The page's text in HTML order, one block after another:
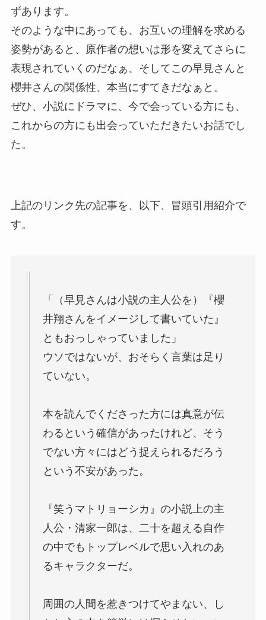
ずあります。
そのような中にあっても、お互いの理解を求める
姿勢があると、原作者の想いは形を変えてさらに
表現されていくのだなぁ、そしてこの早見さんと
櫻井さんの関係性、本当にすてきだなぁと。
ぜひ、小説にドラマに、今で会っている方にも、
これからの方にも出会っていただきたいお話でし
た。
上記のリンク先の記事を、以下、冒頭引用紹介で
す。
「（早見さんは小説の主人公を）『櫻
井翔さんをイメージして書いていた』
ともおっしゃっていました」
ウソではないが、おそらく言葉は足り
ていない。
本を読んでくださった方には真意が伝
わるという確信があったけれど、そう
でない方々にはどう捉えられるだろう
という不安があった。
『笑うマトリョーシカ』の小説上の主
人公・清家一郎は、二十を超える自作
の中でもトップレベルで思い入れのあ
るキャラクターだ。
周囲の人間を惹きつけてやまない、し